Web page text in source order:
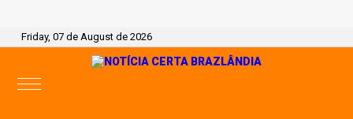
Friday, 07 de August de 2026